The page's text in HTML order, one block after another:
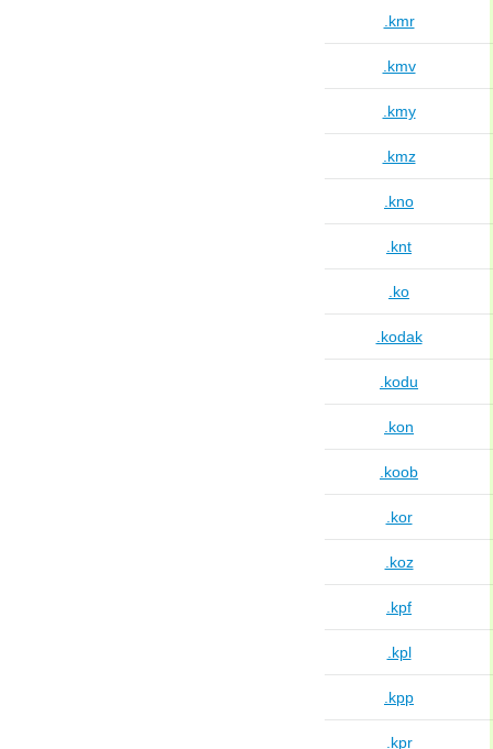
.kmr
.kmv
.kmy
.kmz
.kno
.knt
.ko
.kodak
.kodu
.kon
.koob
.kor
.koz
.kpf
.kpl
.kpp
.kpr